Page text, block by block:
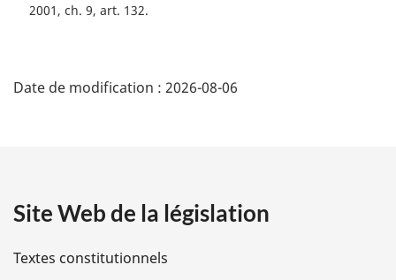
2001, ch. 9, art. 132
é
i
l
Date de modification : 2026-08-06
Site Web de la législation
Textes constitutionnels